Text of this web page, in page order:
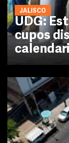
JALISCO
UDG:
cupos